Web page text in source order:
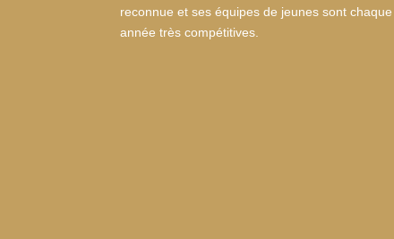
reconnue et ses équipes de jeunes sont chaque
année très compétitives.